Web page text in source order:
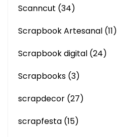
Scanncut (34)
Scrapbook Artesanal (11)
Scrapbook digital (24)
Scrapbooks (3)
scrapdecor (27)
scrapfesta (15)